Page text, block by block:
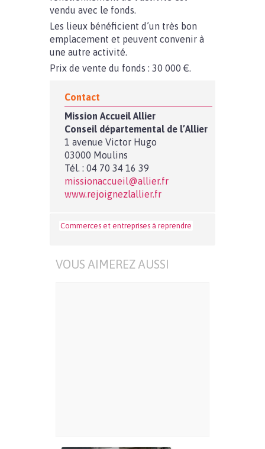
vendu avec le fonds.
Les lieux bénéficient d’un très bon
emplacement et peuvent convenir à
une autre activité.
Prix de vente du fonds : 30 000 €.
Contact
Mission Accueil Allier
Conseil départemental de l’Allier
1 avenue Victor Hugo
03000 Moulins
Tél. : 04 70 34 16 39
missionaccueil@allier.fr
www.rejoignezlallier.fr
Commerces et entreprises à reprendre
VOUS AIMEREZ AUSSI